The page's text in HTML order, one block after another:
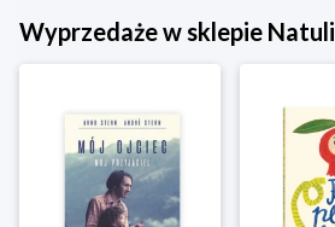
Wyprzedaże w sklepie Natuli